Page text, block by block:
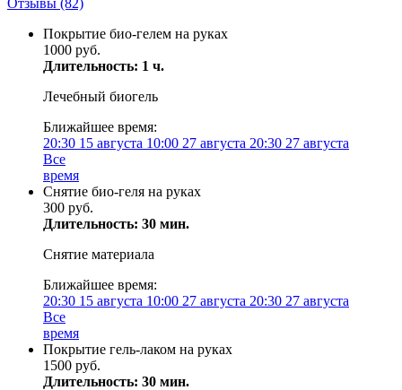
Отзывы (82)
Покрытие био-гелем на руках
1000 руб.
Длительность: 1 ч.
Лечебный биогель
Ближайшее время:
20:30 15 августа 10:00 27 августа 20:30 27 августа
Все
время
Снятие био-геля на руках
300 руб.
Длительность: 30 мин.
Снятие материала
Ближайшее время:
20:30 15 августа 10:00 27 августа 20:30 27 августа
Все
время
Покрытие гель-лаком на руках
1500 руб.
Длительность: 30 мин.